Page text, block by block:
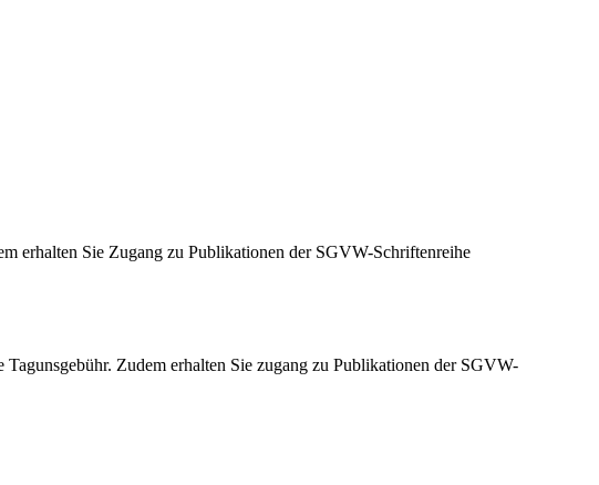
erhalten Sie Zugang zu Publikationen der SGVW-Schriftenreihe
Zudem erhalten Sie zugang zu Publikationen der SGVW-